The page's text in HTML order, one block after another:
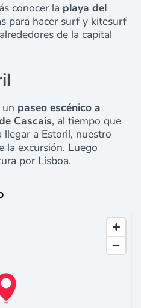
conocer la playa del
para hacer surf y kitesurf
de la capital
paseo escénico a
Cascais, al tiempo que
a Estoril, nuestro
la excursión. Luego
por Lisboa.